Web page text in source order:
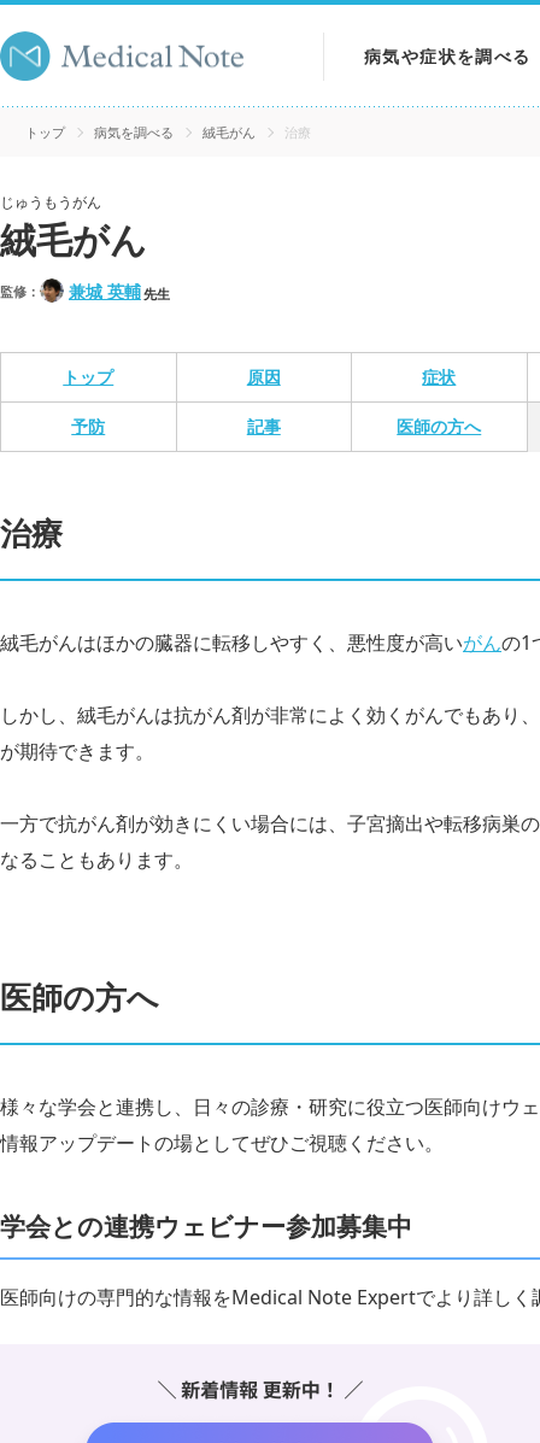
病気や症状を調べる
病気を調べる
トップ 病気を調べる 絨毛がん 治療
じゅうもうがん
絨毛がん
監修： 兼城 英輔先生
トップ 原因 症状
予防 記事 医師の方へ
治療
絨毛がんはほかの臓器に転移しやすく、悪性度が高いがんの1
しかし、絨毛がんは抗がん剤が非常によく効くがんでもあり
が期待できます。
一方で抗がん剤が効きにくい場合には、子宮摘出や転移病巣
なることもあります。
医師の方へ
様々な学会と連携し、日々の診療・研究に役立つ医師向けウ
情報アップデートの場としてぜひご視聴ください。
学会との連携ウェビナー参加募集中
医師向けの専門的な情報をMedical Note Expertでより詳しく